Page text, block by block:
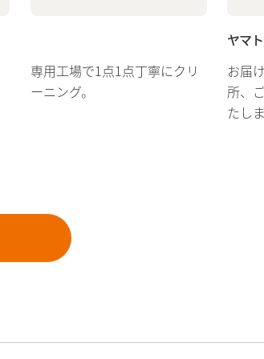
専用工場で1点1点丁寧にクリ
ーニング。
ヤマ
お届
所、
たしま